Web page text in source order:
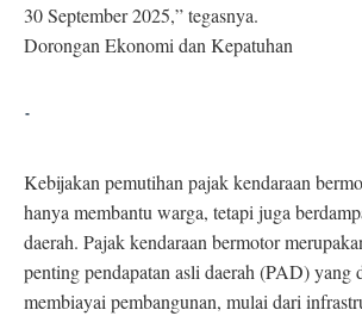
30 September 2025,” tegasnya.
Dorongan Ekonomi dan Kepatuhan
-
Kebijakan pemutihan pajak kendaraan
hanya membantu warga, tetapi juga
daerah. Pajak kendaraan bermotor
penting pendapatan asli daerah (PAD) yang
membiayai pembangunan, mulai dari